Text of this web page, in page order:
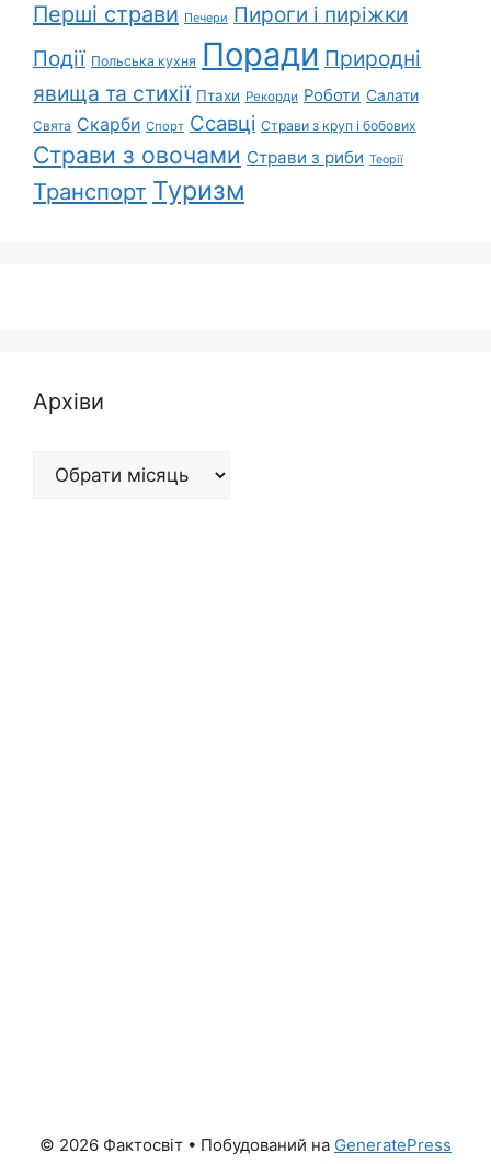
Перші страви Печери Пироги і пиріжки
Події Польська кухня Поради Природні
явища та стихії Птахи Рекорди Роботи Салати
Свята Скарби Спорт Ссавці Страви з круп і бобових
Страви з овочами Страви з риби Теорії
Транспорт Туризм
Архіви
Архіви
© 2026 Фактосвіт • Побудований на GeneratePress